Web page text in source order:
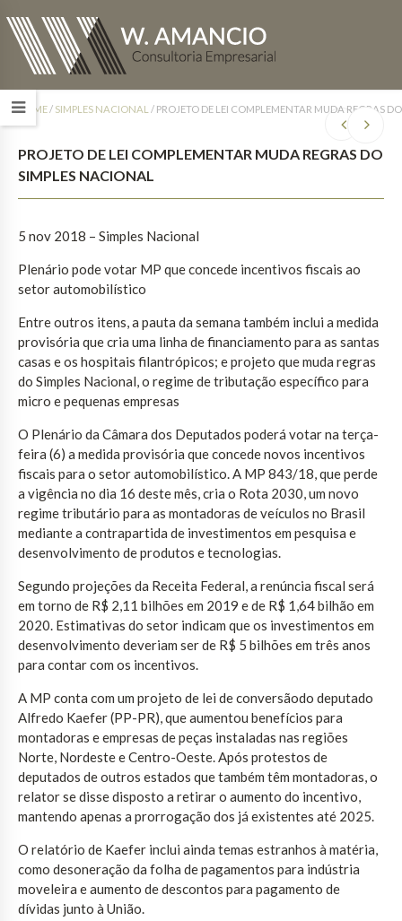
HOME/ SIMPLES NACIONAL / PROJETO DE LEI COMPLEMENTAR MUDA REGRAS
PROJETO DE LEI COMPLEMENTAR MUDA REGRAS DO
SIMPLES NACIONAL
5 nov 2018 – Simples Nacional
Plenário pode votar MP que concede incentivos fiscais ao
setor automobilístico
Entre outros itens, a pauta da semana também inclui a medida
provisória que cria uma linha de financiamento para as santas
casas e os hospitais filantrópicos; e projeto que muda regras
do Simples Nacional, o regime de tributação específico para
micro e pequenas empresas
O Plenário da Câmara dos Deputados poderá votar na terça-
feira (6) a medida provisória que concede novos incentivos
fiscais para o setor automobilístico. A MP 843/18, que perde
a vigência no dia 16 deste mês, cria o Rota 2030, um novo
regime tributário para as montadoras de veículos no Brasil
mediante a contrapartida de investimentos em pesquisa e
desenvolvimento de produtos e tecnologias.
Segundo projeções da Receita Federal, a renúncia fiscal será
em torno de R$ 2,11 bilhões em 2019 e de R$ 1,64 bilhão em
2020. Estimativas do setor indicam que os investimentos em
desenvolvimento deveriam ser de R$ 5 bilhões em três anos
para contar com os incentivos.
A MP conta com um projeto de lei de conversãodo deputado
Alfredo Kaefer (PP-PR), que aumentou benefícios para
montadoras e empresas de peças instaladas nas regiões
Norte, Nordeste e Centro-Oeste. Após protestos de
deputados de outros estados que também têm montadoras, o
relator se disse disposto a retirar o aumento do incentivo,
mantendo apenas a prorrogação dos já existentes até 2025.
O relatório de Kaefer inclui ainda temas estranhos à matéria,
como desoneração da folha de pagamentos para indústria
moveleira e aumento de descontos para pagamento de
dívidas junto à União.